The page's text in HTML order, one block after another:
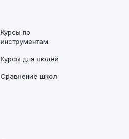
Курсы по
инструментам
Курсы для людей
Сравнение школ